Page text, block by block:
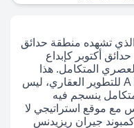
تشهده منطقة حدائق
أكتوبر كإبداع
المتكامل. هذا
المشروع، الذي أطلقته شركة A Plus للتطوير العقاري، ليس
ينسجم فيه
مع موقع استراتيجي لا
جيران ريزيدنس